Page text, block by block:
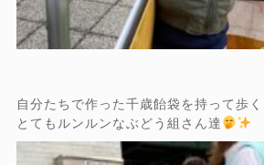
自分たちで作った千歳飴袋を持って歩
とてもルンルンなぶどう組さん達